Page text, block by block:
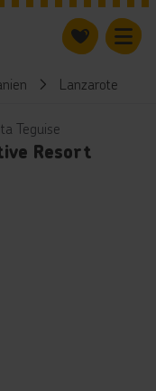
Lanzarote
Teguise
Resort